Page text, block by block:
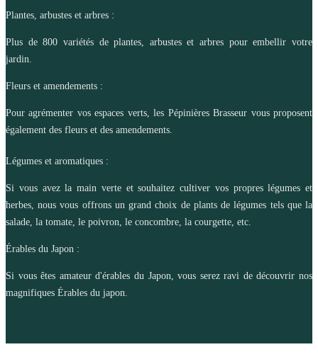
Plantes, arbustes et arbres :
Plus de 800 variétés de plantes, arbustes et arbres pour embellir votre
jardin.
Fleurs et amendements :
Pour agrémenter vos espaces verts, les Pépinières Brasseur vous proposent
également des fleurs et des amendements.
Légumes et aromatiques :
Si vous avez la main verte et souhaitez cultiver vos propres légumes et
herbes, nous vous offrons un grand choix de plants de légumes tels que la
salade, la tomate, le poivron, le concombre, la courgette, etc.
Érables du Japon :
Si vous êtes amateur d'érables du Japon, vous serez ravi de découvrir nos
magnifiques Érables du japon.